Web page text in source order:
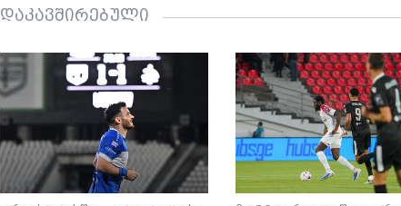
დაკავშირებული